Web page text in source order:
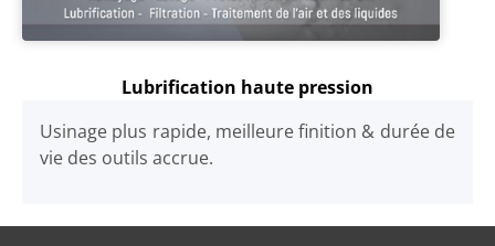
Lubrification haute pression
Usinage plus rapide, meilleure finition & durée de
vie des outils accrue.